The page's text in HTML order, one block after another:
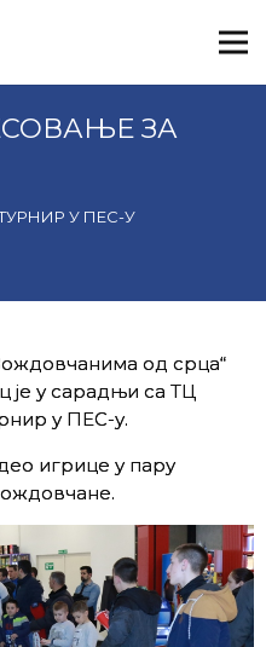
ЗА
У ПЕС-У
од срца“
је у сарадњи са ТЦ
у ПЕС-у.
игрице у пару